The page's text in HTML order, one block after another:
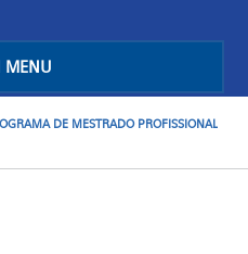
MENU
DE MESTRADO PROFISSIONAL